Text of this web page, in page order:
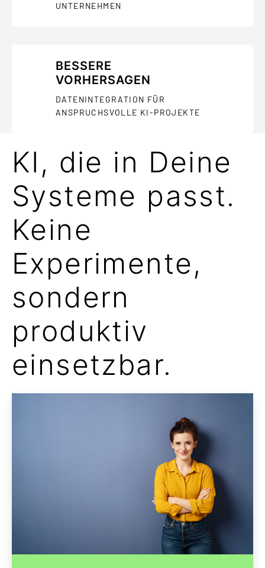
UNTERNEHMEN
BESSERE
VORHERSAGEN
DATENINTEGRATION FÜR
ANSPRUCHSVOLLE KI-PROJEKTE
KI, die in Deine
Systeme passt.
Keine
Experimente,
sondern
produktiv
einsetzbar.